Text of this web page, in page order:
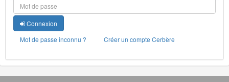
Connexion
Mot de passe inconnu ?
Créer un compte Cerbère